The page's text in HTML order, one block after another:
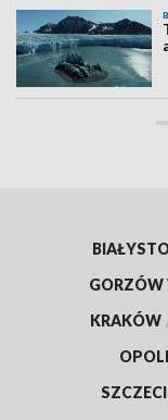
GORZÓW
KRAKÓW